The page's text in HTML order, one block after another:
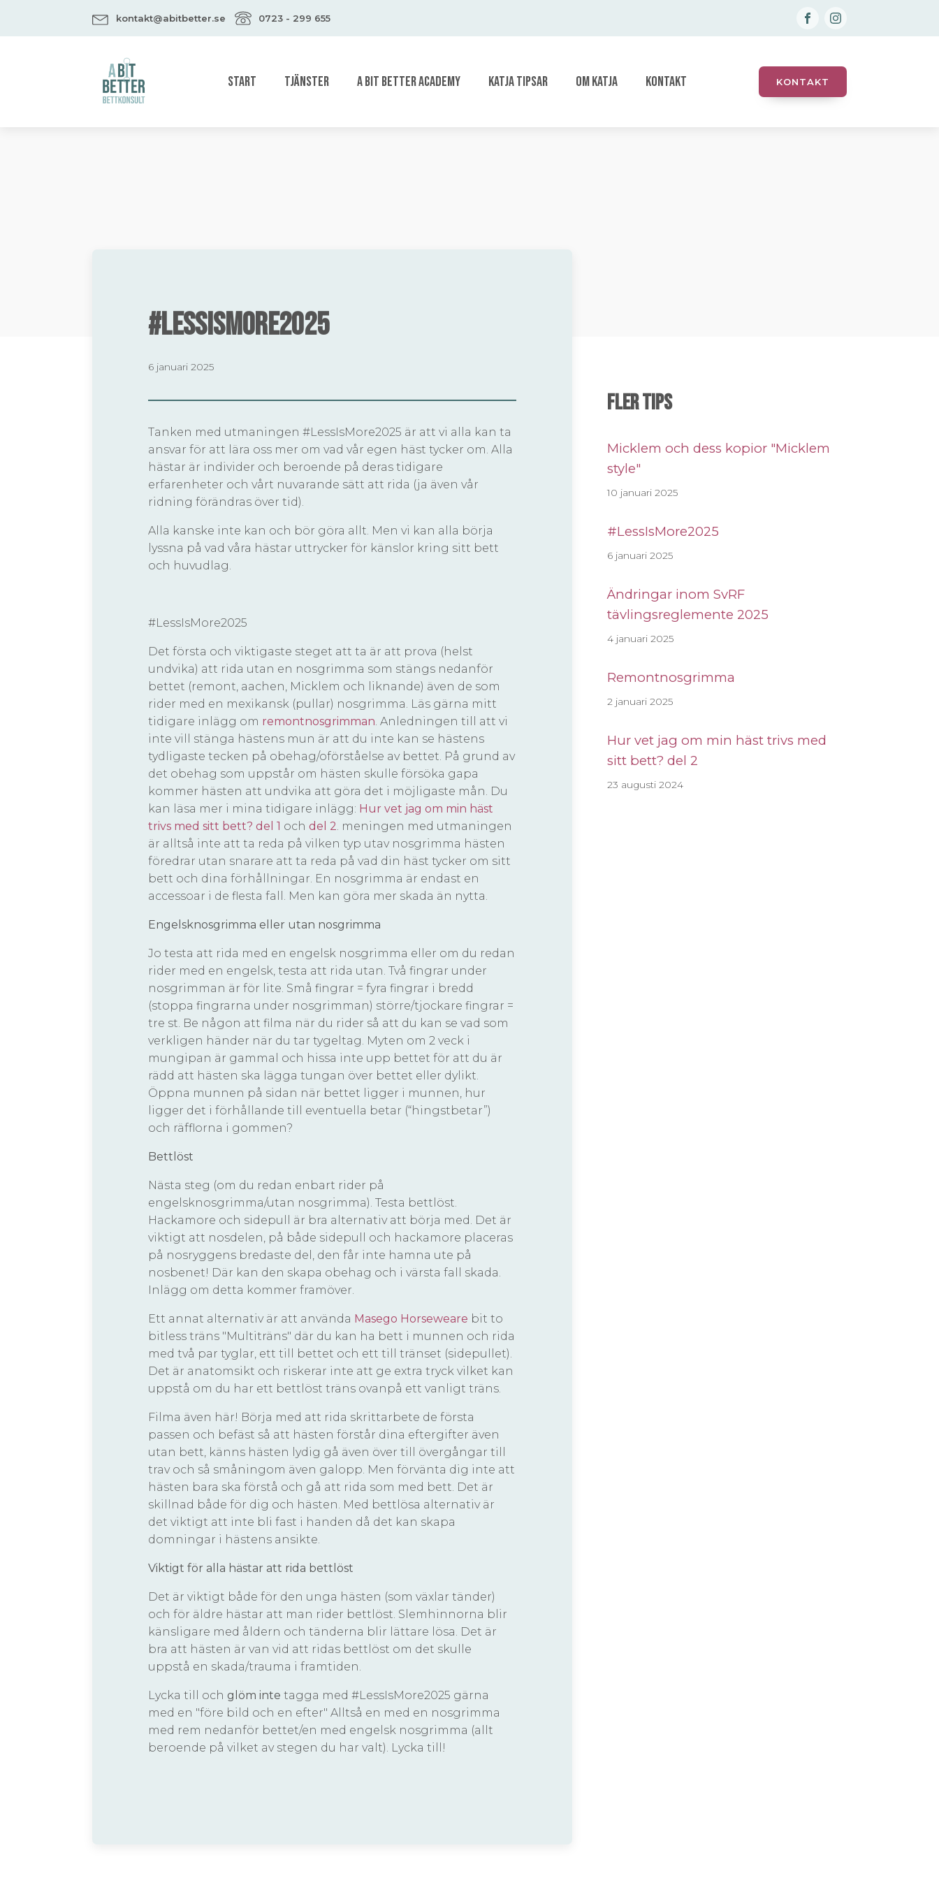
kontakt@abitbetter.se 0723 - 299 655
START TJÄNSTER A BIT BETTER ACADEMY KATJA TIPSAR OM KATJA KONTAKT KONTAKT
#LessIsMore2025
6 januari 2025
Tanken med utmaningen #LessIsMore2025 är att vi alla kan ta
ansvar för att lära oss mer om vad vår egen häst tycker om. Alla
hästar är individer och beroende på deras tidigare
erfarenheter och vårt nuvarande sätt att rida (ja även vår
ridning förändras över tid).
Alla kanske inte kan och bör göra allt. Men vi kan alla börja
lyssna på vad våra hästar uttrycker för känslor kring sitt bett
och huvudlag.
#LessIsMore2025
Det första och viktigaste steget att ta är att prova (helst
undvika) att rida utan en nosgrimma som stängs nedanför
bettet (remont, aachen, Micklem och liknande) även de som
rider med en mexikansk (pullar) nosgrimma. Läs gärna mitt
tidigare inlägg om remontnosgrimman. Anledningen till att vi
inte vill stänga hästens mun är att du inte kan se hästens
tydligaste tecken på obehag/oförståelse av bettet. På grund av
det obehag som uppstår om hästen skulle försöka gapa
kommer hästen att undvika att göra det i möjligaste mån. Du
kan läsa mer i mina tidigare inlägg: Hur vet jag om min häst
trivs med sitt bett? del 1 och del 2. meningen med utmaningen
är alltså inte att ta reda på vilken typ utav nosgrimma hästen
föredrar utan snarare att ta reda på vad din häst tycker om sitt
bett och dina förhållningar. En nosgrimma är endast en
accessoar i de flesta fall. Men kan göra mer skada än nytta.
Engelsknosgrimma eller utan nosgrimma
Jo testa att rida med en engelsk nosgrimma eller om du redan
rider med en engelsk, testa att rida utan. Två fingrar under
nosgrimman är för lite. Små fingrar = fyra fingrar i bredd
(stoppa fingrarna under nosgrimman) större/tjockare fingrar =
tre st. Be någon att filma när du rider så att du kan se vad som
verkligen händer när du tar tygeltag. Myten om 2 veck i
mungipan är gammal och hissa inte upp bettet för att du är
rädd att hästen ska lägga tungan över bettet eller dylikt.
Öppna munnen på sidan när bettet ligger i munnen, hur
ligger det i förhållande till eventuella betar (“hingstbetar”)
och räfflorna i gommen?
Bettlöst
Nästa steg (om du redan enbart rider på
engelsknosgrimma/utan nosgrimma). Testa bettlöst.
Hackamore och sidepull är bra alternativ att börja med. Det är
viktigt att nosdelen, på både sidepull och hackamore placeras
på nosryggens bredaste del, den får inte hamna ute på
nosbenet! Där kan den skapa obehag och i värsta fall skada.
Inlägg om detta kommer framöver.
Ett annat alternativ är att använda Masego Horseweare bit to
bitless träns "Multiträns" där du kan ha bett i munnen och rida
med två par tyglar, ett till bettet och ett till tränset (sidepullet).
Det är anatomsikt och riskerar inte att ge extra tryck vilket kan
uppstå om du har ett bettlöst träns ovanpå ett vanligt träns.
Filma även här! Börja med att rida skrittarbete de första
passen och befäst så att hästen förstår dina eftergifter även
utan bett, känns hästen lydig gå även över till övergångar till
trav och så småningom även galopp. Men förvänta dig inte att
hästen bara ska förstå och gå att rida som med bett. Det är
skillnad både för dig och hästen. Med bettlösa alternativ är
det viktigt att inte bli fast i handen då det kan skapa
domningar i hästens ansikte.
Viktigt för alla hästar att rida bettlöst
Det är viktigt både för den unga hästen (som växlar tänder)
och för äldre hästar att man rider bettlöst. Slemhinnorna blir
känsligare med åldern och tänderna blir lättare lösa. Det är
bra att hästen är van vid att ridas bettlöst om det skulle
uppstå en skada/trauma i framtiden.
Lycka till och glöm inte tagga med #LessIsMore2025 gärna
med en "före bild och en efter" Alltså en med en nosgrimma
med rem nedanför bettet/en med engelsk nosgrimma (allt
beroende på vilket av stegen du har valt). Lycka till!
Fler tips
Micklem och dess kopior "Micklem
style"
10 januari 2025
#LessIsMore2025
6 januari 2025
Ändringar inom SvRF
tävlingsreglemente 2025
4 januari 2025
Remontnosgrimma
2 januari 2025
Hur vet jag om min häst trivs med
sitt bett? del 2
23 augusti 2024